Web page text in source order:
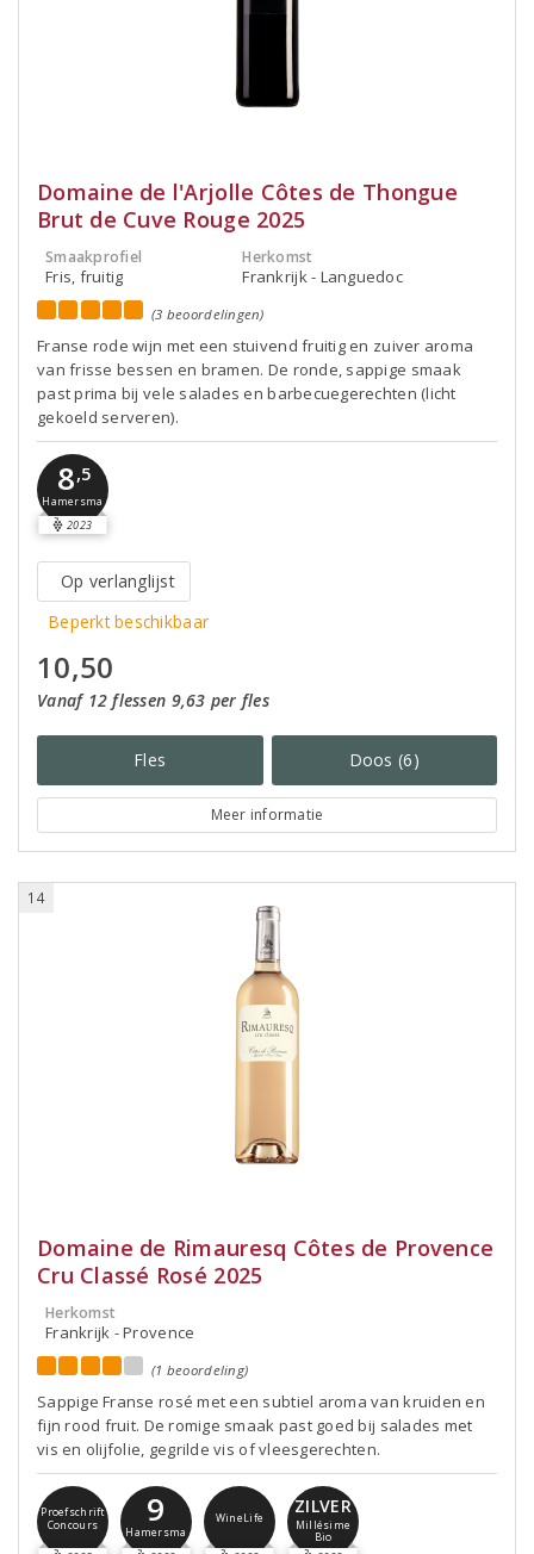
Domaine de l'Arjolle Côtes de Thongue
Brut de Cuve Rouge 2025
Smaakprofiel
Fris, fruitig
Herkomst
Frankrijk - Languedoc
(3 beoordelingen)
Franse rode wijn met een stuivend fruitig en zuiver aroma
van frisse bessen en bramen. De ronde, sappige smaak
past prima bij vele salades en barbecuegerechten (licht
gekoeld serveren).
8,5
Hamersma
2023
Op verlanglijst
Beperkt beschikbaar
10,50
Vanaf 12 flessen 9,63 per fles
Fles Doos (6)
Meer informatie
14
Domaine de Rimauresq Côtes de Provence
Cru Classé Rosé 2025
Herkomst
Frankrijk - Provence
(1 beoordeling)
Sappige Franse rosé met een subtiel aroma van kruiden en
fijn rood fruit. De romige smaak past goed bij salades met
vis en olijfolie, gegrilde vis of vleesgerechten.
Proefschrift
Concours
9
Hamersma
WineLife
ZILVER
Millésime
Bio